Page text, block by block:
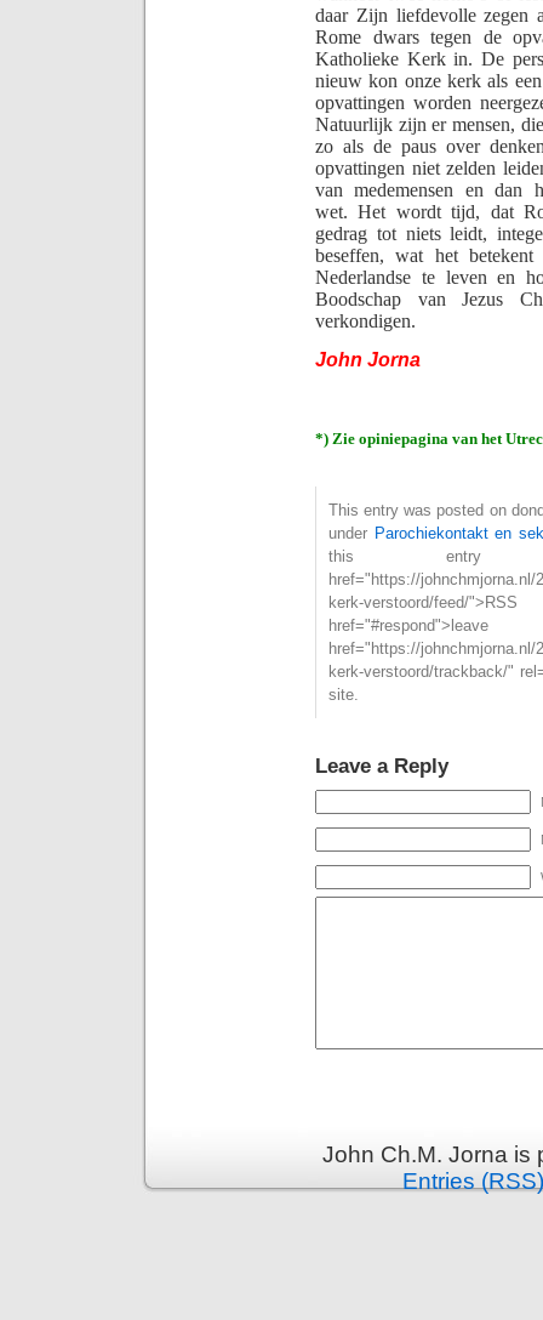
daar Zijn liefdevolle
Rome dwars tegen de
Katholieke Kerk in. De
nieuw kon onze kerk als
opvat­tingen worden
Natuurlijk zijn er mensen,
zo als de paus over
opvattingen niet zelden
van medemensen en dan
wet. Het wordt tijd, dat
gedrag tot niets leidt,
beseffen, wat het
Nederlandse te leven en
Boodschap van Jezus
verkondigen.
John Jorna
*) Zie opiniepagina van het
This entry was posted on
under Parochiekontakt en
this entry
href="https://johnchmjorna.nl/
kerk-verstoord/feed/
href="https://johnchmjorna.nl/
kerk-verstoord/trackback/"
site.
Leave a Reply
John Ch.M. Jorna
Entries (RSS)